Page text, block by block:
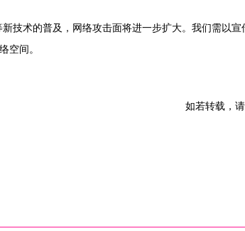
技术的普及，网络攻击面将进一步扩大。我们需以
空间。
如若转载，